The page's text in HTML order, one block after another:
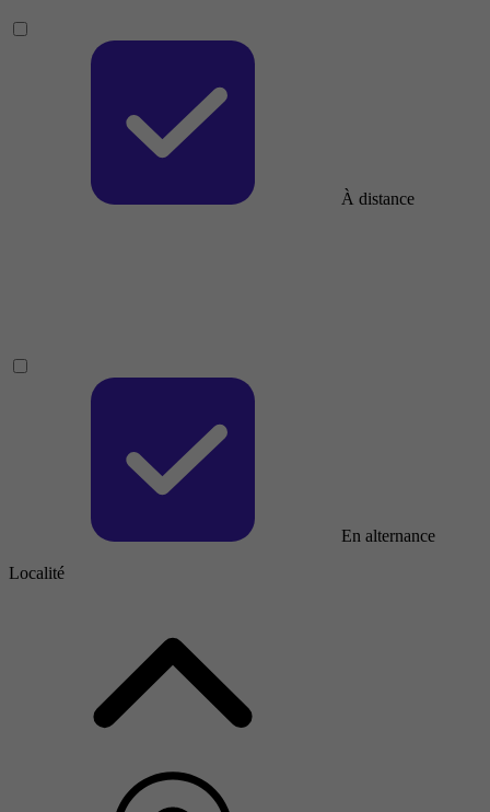
À distance
En alternance
Localité